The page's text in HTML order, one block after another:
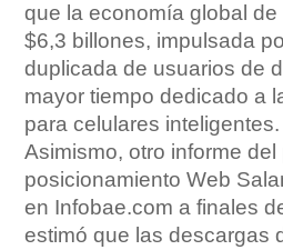
que la economía global
$6,3 billones, impulsada
duplicada de usuarios de
mayor tiempo dedicado a
para celulares inteligentes.
Asimismo, otro informe del
posicionamiento Web
en Infobae.com a finales
estimó que las descargas